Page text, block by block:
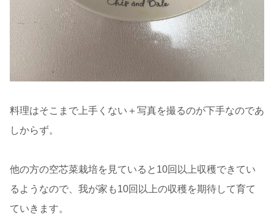
料理はそこまで上手くない＋写真を撮るのが下手なのであ
しからず。
他の方の空芯菜栽培を見ていると10回以上収穫できてい
るようなので、我が家も10回以上の収穫を期待して育て
ていきます。